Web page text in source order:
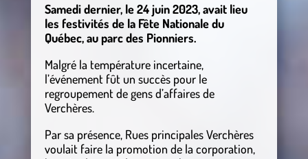
Samedi dernier, le 24 juin 2023, avait lieu
les festivités de la Fête Nationale du
Québec, au parc des Pionniers.
Malgré la température incertaine,
l’événement fût un succès pour le
regroupement de gens d’affaires de
Verchères.
Par sa présence, Rues principales Verchères
voulait faire la promotion de la corporation,